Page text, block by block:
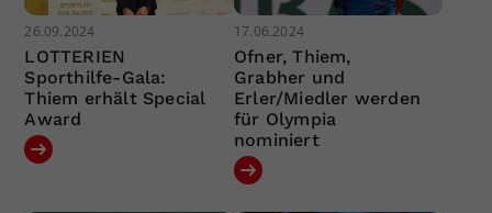
26.09.2024
LOTTERIEN
Sporthilfe-Gala:
Thiem erhält Special
Award
17.06.2024
Ofner, Thiem,
Grabher und
Erler/Miedler werden
für Olympia
nominiert